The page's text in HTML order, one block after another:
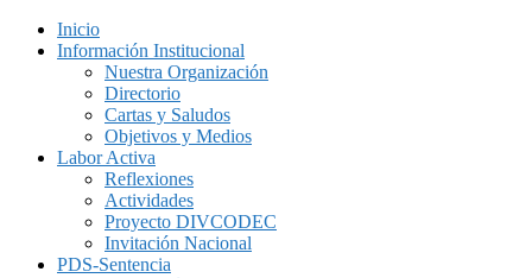
Inicio
Información Institucional
Nuestra Organización
Directorio
Cartas y Saludos
Objetivos y Medios
Labor Activa
Reflexiones
Actividades
Proyecto DIVCODEC
Invitación Nacional
PDS-Sentencia